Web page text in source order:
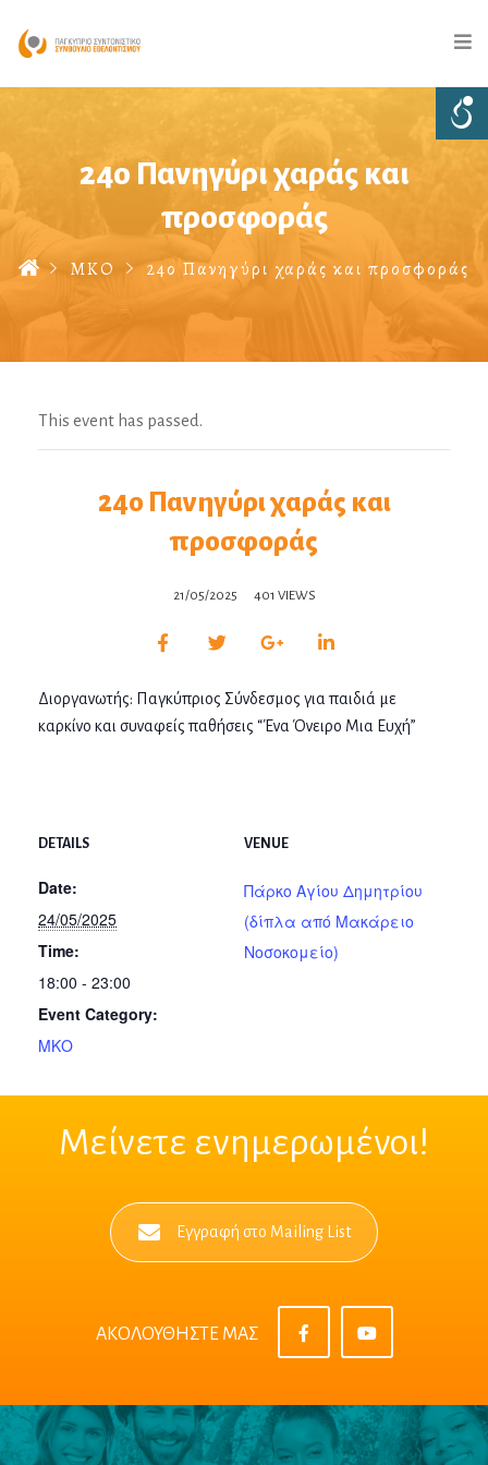
24ο Πανηγύρι χαράς και
προσφοράς
ΜΚΟ 24ο Πανηγύρι χαράς και προσφοράς
This event has passed.
24ο Πανηγύρι χαράς και
προσφοράς
21/05/2025 401 VIEWS
Διοργανωτής: Παγκύπριος Σύνδεσμος για παιδιά με
καρκίνο και συναφείς παθήσεις “Ένα Όνειρο Μια Ευχή”
DETAILS
Date:
24/05/2025
Time:
18:00 - 23:00
Event Category:
ΜΚΟ
VENUE
Πάρκο Αγίου Δημητρίου
(δίπλα από Μακάρειο
Νοσοκομείο)
Μείνετε ενημερωμένοι!
Εγγραφή στο Mailing List
ΑΚΟΛΟΥΘΗΣΤΕ ΜΑΣ